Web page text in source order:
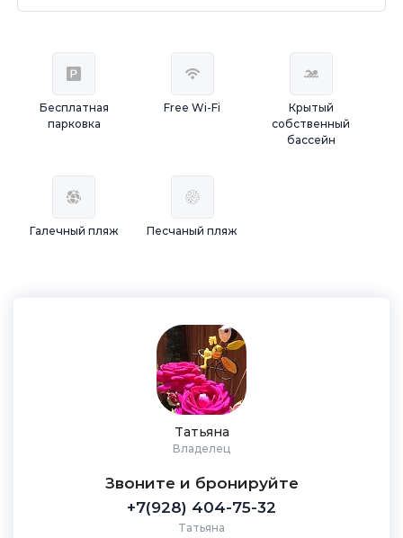
Бесплатная
парковка
Free Wi-Fi
Крытый
собственный
бассейн
Галечный пляж Песчаный пляж
Татьяна
Владелец
Звоните и бронируйте
+7(928) 404-75-32
Татьяна